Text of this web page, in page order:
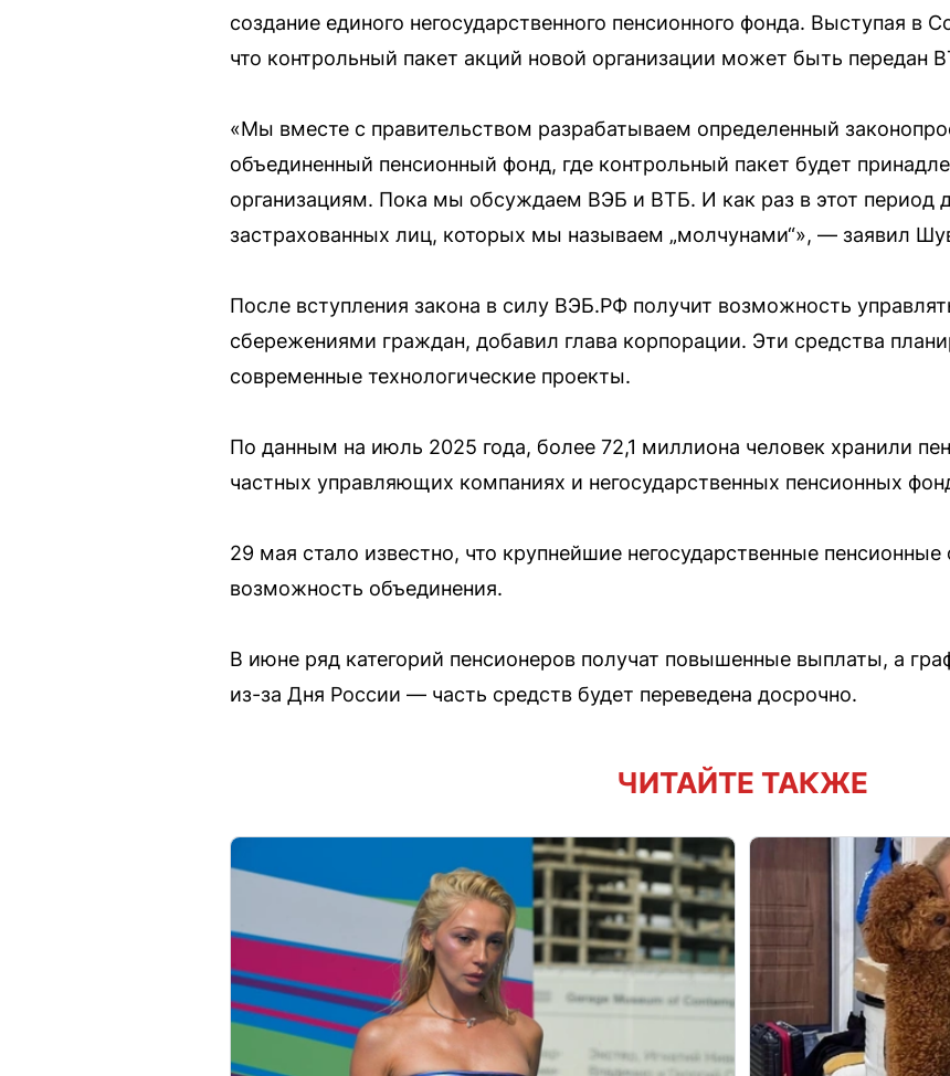
создание единого негосударственного пенсионного фонда. Выступая в
что контрольный пакет акций новой организации может быть передан
«Мы вместе с правительством разрабатываем определенный
объединенный пенсионный фонд, где контрольный пакет будет
организациям. Пока мы обсуждаем ВЭБ и ВТБ. И как раз в этот период
застрахованных лиц, которых мы называем „молчунами“», — заявил
После вступления закона в силу ВЭБ.РФ получит возможность
сбережениями граждан, добавил глава корпорации. Эти средства
современные технологические проекты.
По данным на июль 2025 года, более 72,1 миллиона человек хранили
частных управляющих компаниях и негосударственных пенсионных
29 мая стало известно, что крупнейшие негосударственные
возможность объединения.
В июне ряд категорий пенсионеров получат повышенные выплаты, а
из-за Дня России — часть средств будет переведена досрочно.
ЧИТАЙТЕ ТАКЖЕ